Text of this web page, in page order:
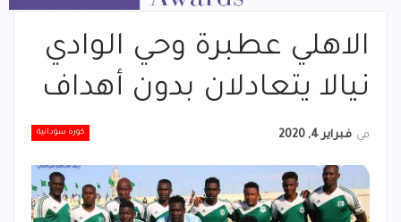
الاهلي عطبرة وحي الوادي
نيالا يتعادلان بدون أهداف
كورة سودانية في فبراير 4, 2020